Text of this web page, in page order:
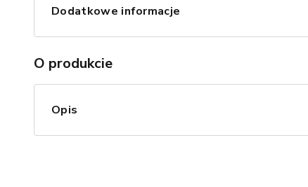
Dodatkowe informacje
O produkcie
Opis